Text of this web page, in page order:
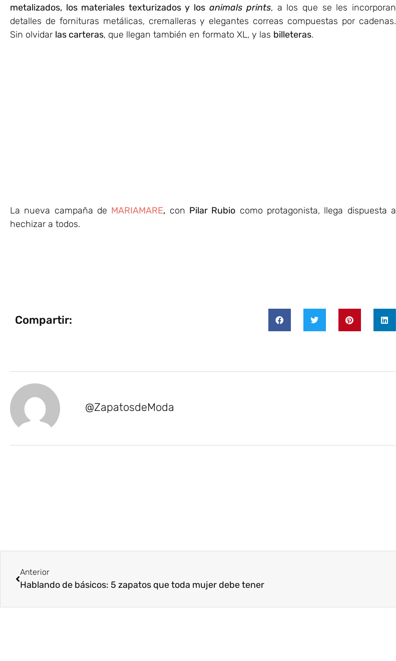
metalizados, los materiales texturizados y los animals prints, a los que se les incorporan
detalles de fornituras metálicas, cremalleras y elegantes correas compuestas por cadenas.
Sin olvidar las carteras, que llegan también en formato XL, y las billeteras.
La nueva campaña de MARIAMARE, con Pilar Rubio como protagonista, llega dispuesta a
hechizar a todos.
Compartir:
@ZapatosdeModa
Anterior
Hablando de básicos: 5 zapatos que toda mujer debe tener